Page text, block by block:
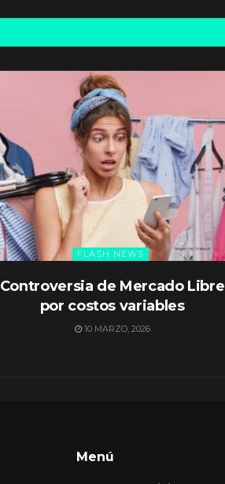
FLASH NEWS
Controversia de Mercado Libre
por costos variables
10 MARZO, 2026
Menú